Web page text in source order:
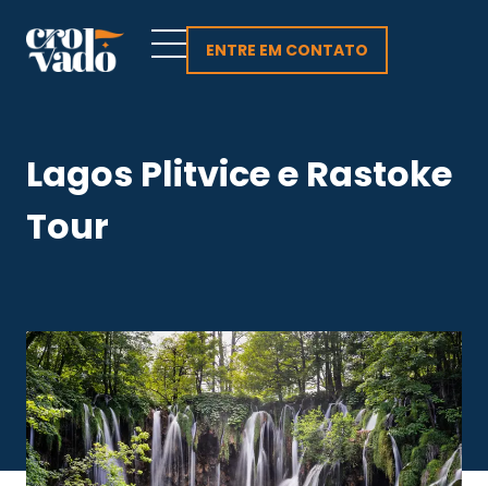
ENTRE EM CONTATO
Lagos Plitvice e Rastoke
Tour